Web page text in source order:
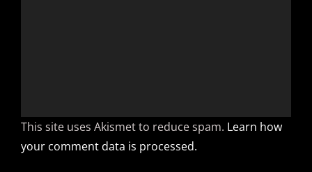
This site uses Akismet to reduce spam. Learn how
your comment data is processed.